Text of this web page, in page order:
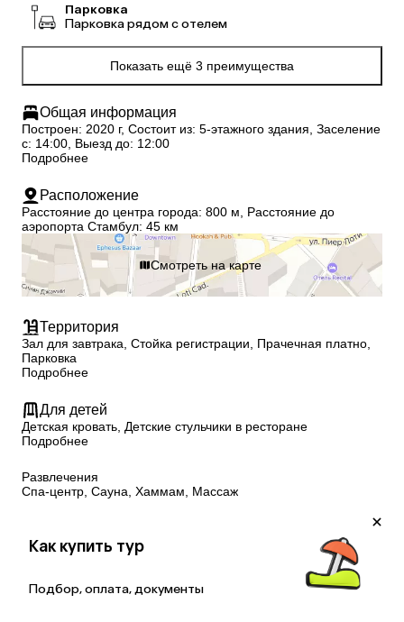
Парковка
Парковка рядом с отелем
Показать ещё 3 преимущества
Общая информация
Построен: 2020 г, Состоит из: 5-этажного здания, Заселение
с: 14:00, Выезд до: 12:00
Подробнее
Расположение
Расстояние до центра города: 800 м, Расстояние до
аэропорта Стамбул: 45 км
Смотреть на карте
Территория
Зал для завтрака, Стойка регистрации, Прачечная платно,
Парковка
Подробнее
Для детей
Детская кровать, Детские стульчики в ресторане
Подробнее
Развлечения
Спа-центр, Сауна, Хаммам, Массаж
Как купить тур
Подбор, оплата, документы